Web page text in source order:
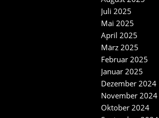
Juli 2025
Mai 2025
April 2025
März 2025
Februar 2025
Januar 2025
Dezember 2024
November 2024
Oktober 2024